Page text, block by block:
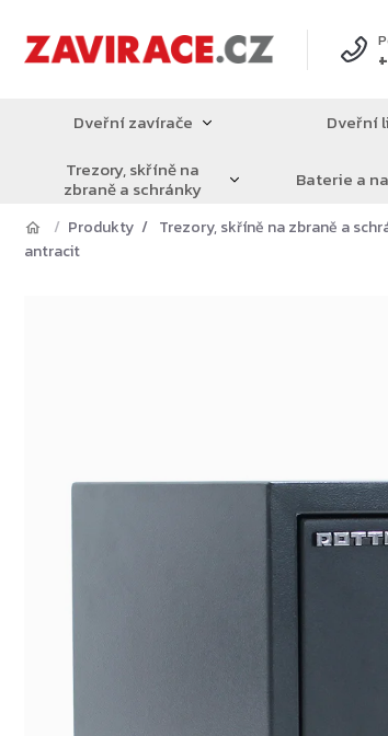
obsah
Dveřní zavírače Dveřní
Trezory, skříně na
zbraně a schránky Baterie a
Produkty Trezory, skříně na zbraně a
antracit